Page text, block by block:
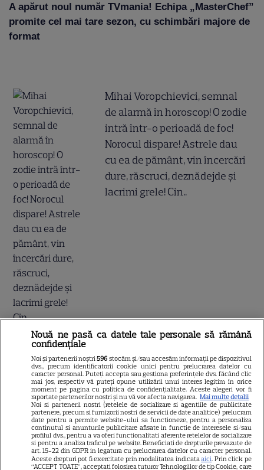
A apărut noul număr TVmania! Echipa „MasterChef”
promite cel mai tare sezon, cu schimbări majore de
format
Mihai Voropchievici, semnal
de alarmă în horoscop! O zodie
intră într-o perioadă de foc!
Norocul dispare! Astrele dau
cu ea de pământ, vin încercări
dure, răscruci, deznădejde și
lacrimi grele! Cin..
stat dacă-ți îngrijești părinții,
bunicii sau pe cineva vârstnic
din familie. Acum s-a decis!
Cum trebuie să procedezi
Jorge, revoltat după ce și-a
găsit apartamentul de la mare
Nouă ne pasă ca datele tale personale să rămână
confidențiale
Noi și partenerii noștri596 stocăm și/sau accesăm informații pe dispozitivul
dvs., precum identificatorii cookie unici pentru prelucrarea datelor cu
caracter personal. Puteți accepta sau gestiona preferințele dvs. făcând clic
mai jos, respectiv vă puteți opune utilizării unui interes legitim în orice
moment pe pagina cu politica de confidențialitate. Aceste alegeri vor fi
raportate partenerilor noștri și nu vă vor afecta navigarea. Mai multe detalii
Noi si partenerii nostri (retelele de socializare si agentiile de publicitate
partenere, precum si furnizorii nostri de servicii de date analitice) prelucram
date pentru a permite website-ului sa functioneze, pentru a personaliza
continutul si anunturile publicitare afisate in functie de interesele si/sau
profilul dvs., pentru a va oferi functionalitati aferente retelelor de socializare
si pentru a analiza traficul pe website. Beneficiati de drepturile prevazute de
art. 15-22 din GDPR in legatura cu prelucrarea datelor cu caracter personal.
Aceste drepturi pot fi exercitate prin modalitatea indicataaici. Prin click pe
“ACCEPT TOATE”, acceptati folosirea tuturor Tehnologiilor de tip Cookie, care